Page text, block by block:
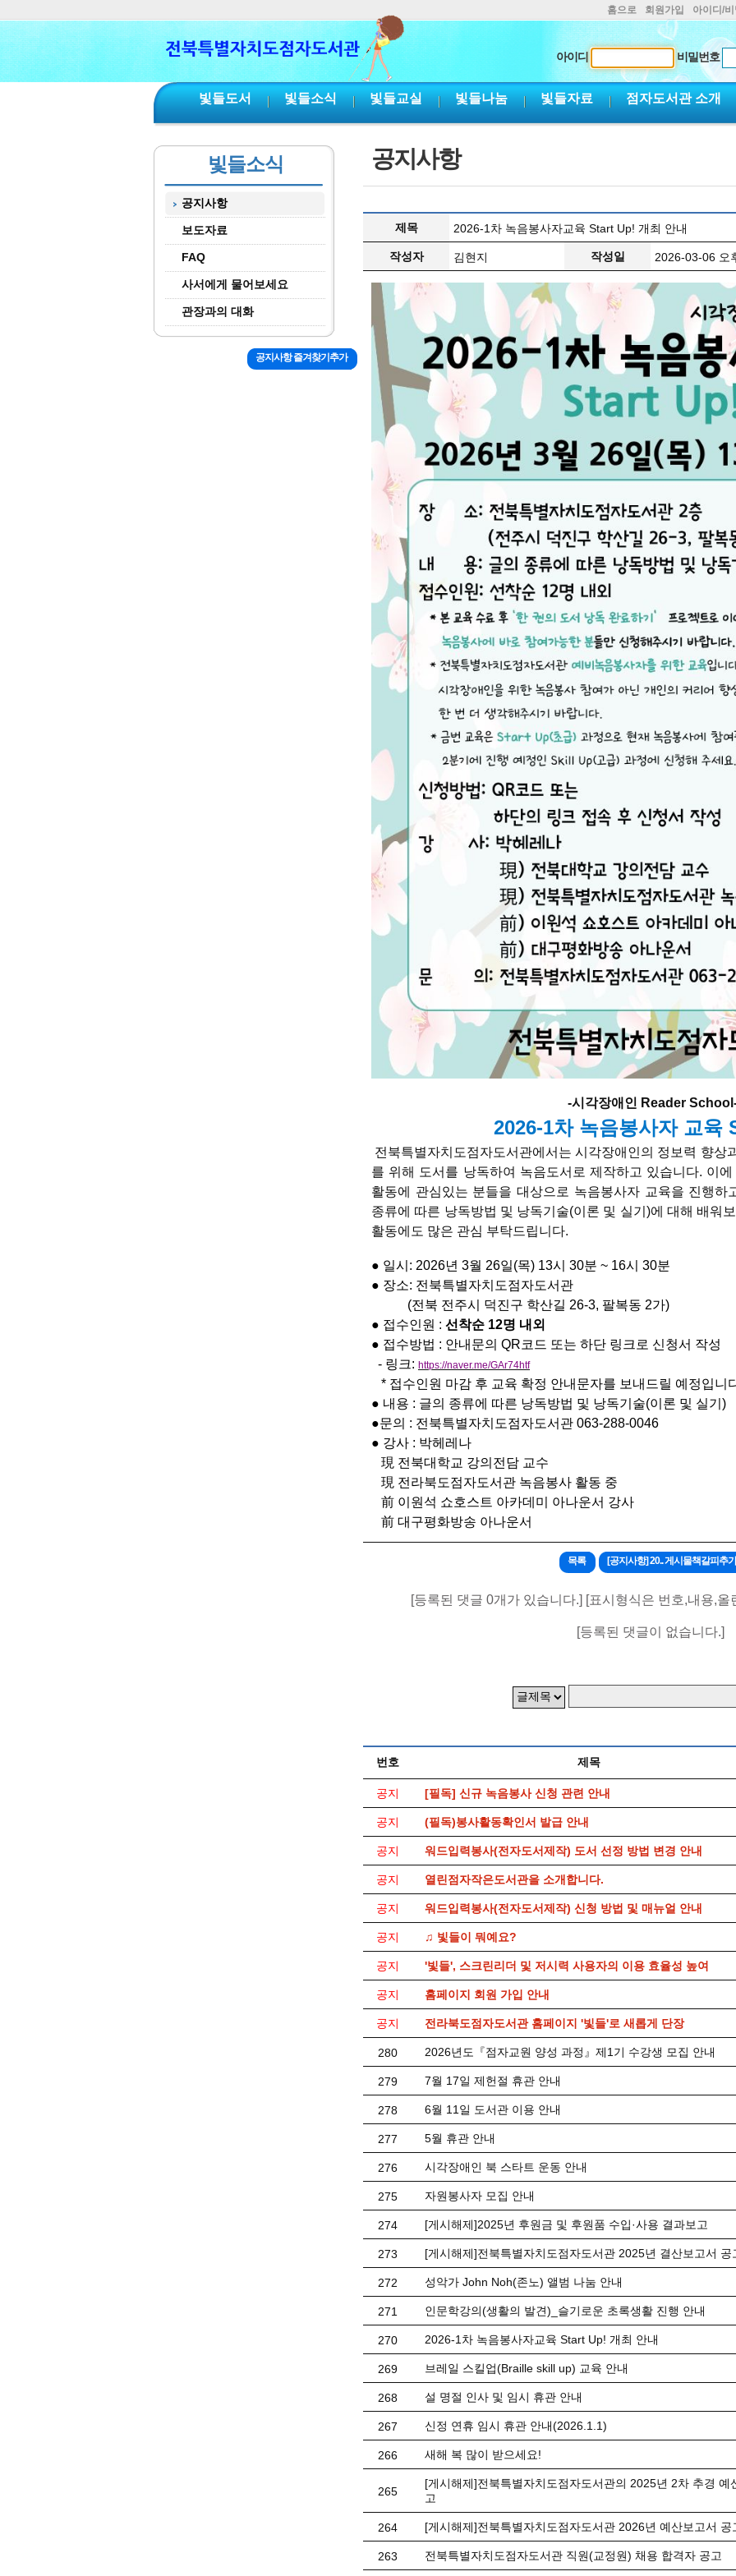
홈으로 회원가입 아이디/
아이디 비밀번호
빛들도서 빛들소식 빛들교실 빛들나눔 빛들자료 점자도서관 소개
빛들소식
공지사항
보도자료
FAQ
사서에게 물어보세요
관장과의 대화
공지사항
제목 2026-1차 녹음봉사자교육 Start Up! 개최 안내
작성자 김현지 작성일 2026-03-06 오
-시각장애인 Reader
2026-1차 녹음봉사자 교육
전북특별자치도점자도서관에서는 시각장애인의 정보력 향상
를 위해 도서를 낭독하여 녹음도서로 제작하고 있습니다. 이
활동에 관심있는 분들을 대상으로 녹음봉사자 교육을 진행하
종류에 따른 낭독방법 및 낭독기술(이론 및 실기)에 대해 배워
활동에도 많은 관심 부탁드립니다.
● 일시: 2026년 3월 26일(목) 13시 30분 ~ 16시 30분
● 장소: 전북특별자치도점자도서관
(전북 전주시 덕진구 학산길 26-3, 팔복동 2가)
● 접수인원 : 선착순 12명 내외
● 접수방법 : 안내문의 QR코드 또는 하단 링크로 신청서 작성
- 링크: https://naver.me/GAr74htf
* 접수인원 마감 후 교육 확정 안내문자를 보내드릴 예정입니
● 내용 : 글의 종류에 따른 낭독방법 및 낭독기술(이론 및 실기)
●문의 : 전북특별자치도점자도서관 063-288-0046
● 강사 : 박헤레나
現 전북대학교 강의전담 교수
現 전라북도점자도서관 녹음봉사 활동 중
前 이원석 쇼호스트 아카데미 아나운서 강사
前 대구평화방송 아나운서
목록 [공지사항] 20.. 게시물책갈피추가
[등록된 댓글 0개가 있습니다.] [표시형식은 번호,내용,
[등록된 댓글이 없습니다.]
번호 제목
공지 [필독] 신규 녹음봉사 신청 관련 안내
공지 (필독)봉사활동확인서 발급 안내
공지 워드입력봉사(전자도서제작) 도서 선정 방법 변경 안내
공지 열린점자작은도서관을 소개합니다.
공지 워드입력봉사(전자도서제작) 신청 방법 및 매뉴얼 안내
공지 ♫ 빛들이 뭐예요?
공지 '빛들', 스크린리더 및 저시력 사용자의 이용 효율성 높여
공지 홈페이지 회원 가입 안내
공지 전라북도점자도서관 홈페이지 '빛들'로 새롭게 단장
280 2026년도『점자교원 양성 과정』제1기 수강생 모집 안내
279 7월 17일 제헌절 휴관 안내
278 6월 11일 도서관 이용 안내
277 5월 휴관 안내
276 시각장애인 북 스타트 운동 안내
275 자원봉사자 모집 안내
274 [게시해제]2025년 후원금 및 후원품 수입·사용 결과보고
273 [게시해제]전북특별자치도점자도서관 2025년 결산보고서 공
272 성악가 John Noh(존노) 앨범 나눔 안내
271 인문학강의(생활의 발견)_슬기로운 초록생활 진행 안내
270 2026-1차 녹음봉사자교육 Start Up! 개최 안내
269 브레일 스킬업(Braille skill up) 교육 안내
268 설 명절 인사 및 임시 휴관 안내
267 신정 연휴 임시 휴관 안내(2026.1.1)
266 새해 복 많이 받으세요!
265
[게시해제]전북특별자치도점자도서관의 2025년 2차 추경 예
고
264 [게시해제]전북특별자치도점자도서관 2026년 예산보고서 공
263 전북특별자치도점자도서관 직원(교정원) 채용 합격자 공고
공지사항 즐겨찾기추가